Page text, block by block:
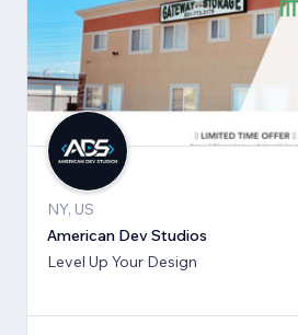
NY, US
American Dev Studios
Level Up Your Design